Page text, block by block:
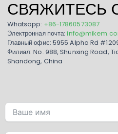
СВЯЖИТЕСЬ
Whatsapp: +86-17860573087
Электронная почта:
Главный офис: 5955 Alpha Rd
Филиал: No. 988, Shunxing Road,
Shandong, China